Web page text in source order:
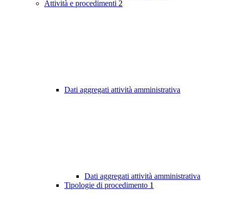
Attività e procedimenti 2
Dati aggregati attività amministrativa
Dati aggregati attività amministrativa
Tipologie di procedimento 1